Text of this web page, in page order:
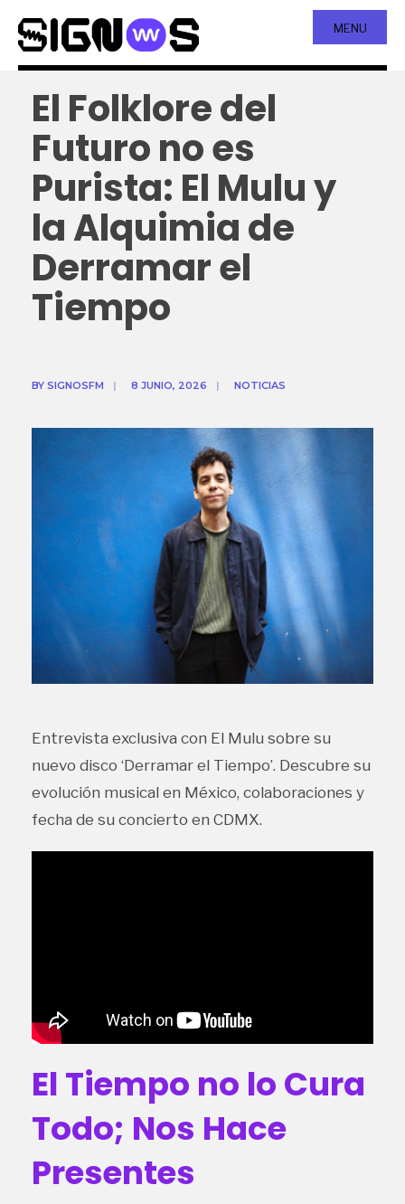
MENU
El Folklore del
Futuro no es
Purista: El Mulu y
la Alquimia de
Derramar el
Tiempo
BY SIGNOSFM | 8 JUNIO, 2026 | NOTICIAS
Entrevista exclusiva con El Mulu sobre su
nuevo disco ‘Derramar el Tiempo’. Descubre su
evolución musical en México, colaboraciones y
fecha de su concierto en CDMX.
El Tiempo no lo Cura
Todo; Nos Hace
Presentes